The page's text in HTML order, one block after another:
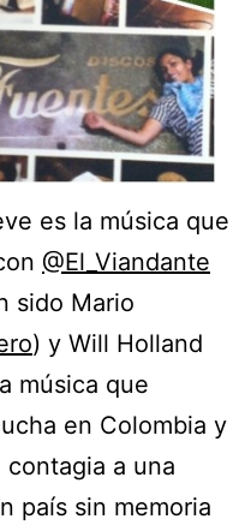
es la música que
@El_Viandante
sido Mario
) y Will Holland
música que
en Colombia y
a una
país sin memoria